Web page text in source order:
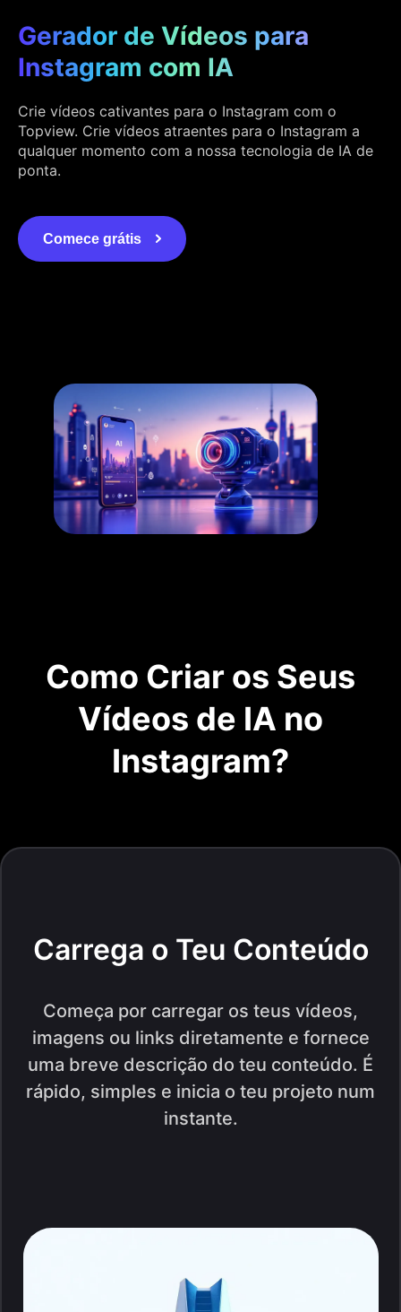
Gerador de Vídeos para
Instagram com IA
Crie vídeos cativantes para o Instagram com o
Topview. Crie vídeos atraentes para o Instagram a
qualquer momento com a nossa tecnologia de IA de
ponta.
Comece grátis
Como Criar os Seus
Vídeos de IA no
Instagram?
Carrega o Teu Conteúdo
Começa por carregar os teus vídeos,
imagens ou links diretamente e fornece
uma breve descrição do teu conteúdo. É
rápido, simples e inicia o teu projeto num
instante.